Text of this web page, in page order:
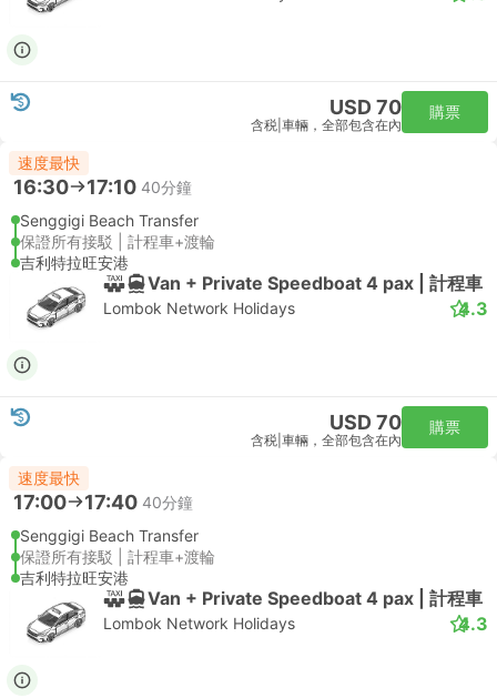
USD 70
含税 車輛，全部包含在內
購票
速度最快
16:30 17:10 40分鐘
Senggigi Beach Transfer
保證所有接駁 | 計程車+渡輪
吉利特拉旺安港
Van + Private Speedboat 4 pax | 計程車
Lombok Network Holidays 4.3
USD 70
含税 車輛，全部包含在內
購票
速度最快
17:00 17:40 40分鐘
Senggigi Beach Transfer
保證所有接駁 | 計程車+渡輪
吉利特拉旺安港
Van + Private Speedboat 4 pax | 計程車
Lombok Network Holidays 4.3